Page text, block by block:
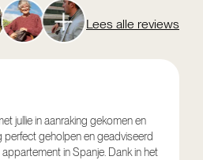
Lees alle reviews
jullie in aanraking gekomen en
perfect geholpen en geadviseerd
in Spanje. Dank in het